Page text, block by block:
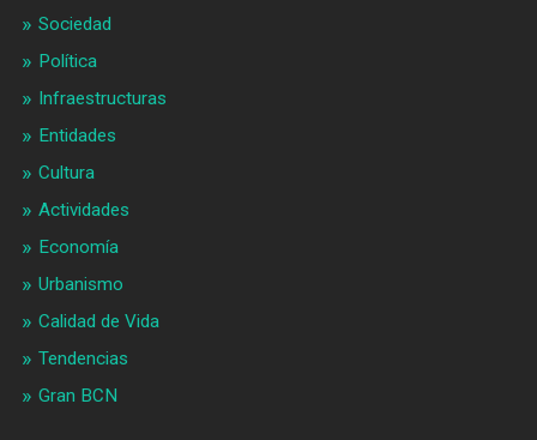
Sociedad
Política
Infraestructuras
Entidades
Cultura
Actividades
Economía
Urbanismo
Calidad de Vida
Tendencias
Gran BCN